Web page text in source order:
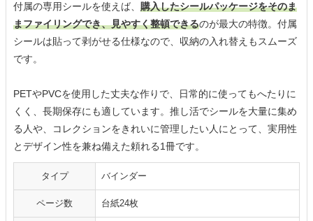
付属の専用シールを使えば、 購入したシールパッケージをそのま
まファイリングでき、見やすく整頓できるのが最大の特徴。付属
シールは貼って剥がせる仕様なので、収納の入れ替えもスムーズ
です。
PETやPVCを使用した丈夫な作りで、日常的に使ってもへたりに
くく、長期保存にも適しています。推し活でシールを大量に集め
る人や、コレクションをきれいに管理したい人にとって、実用性
とデザイン性を兼ね備えた頼れる1冊です。
タイプ バインダー
ページ数 台紙24枚